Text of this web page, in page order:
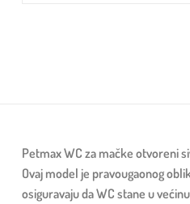
Petmax WC za mačke otvoreni
Ovaj model je pravougaonog
osiguravaju da WC stane u